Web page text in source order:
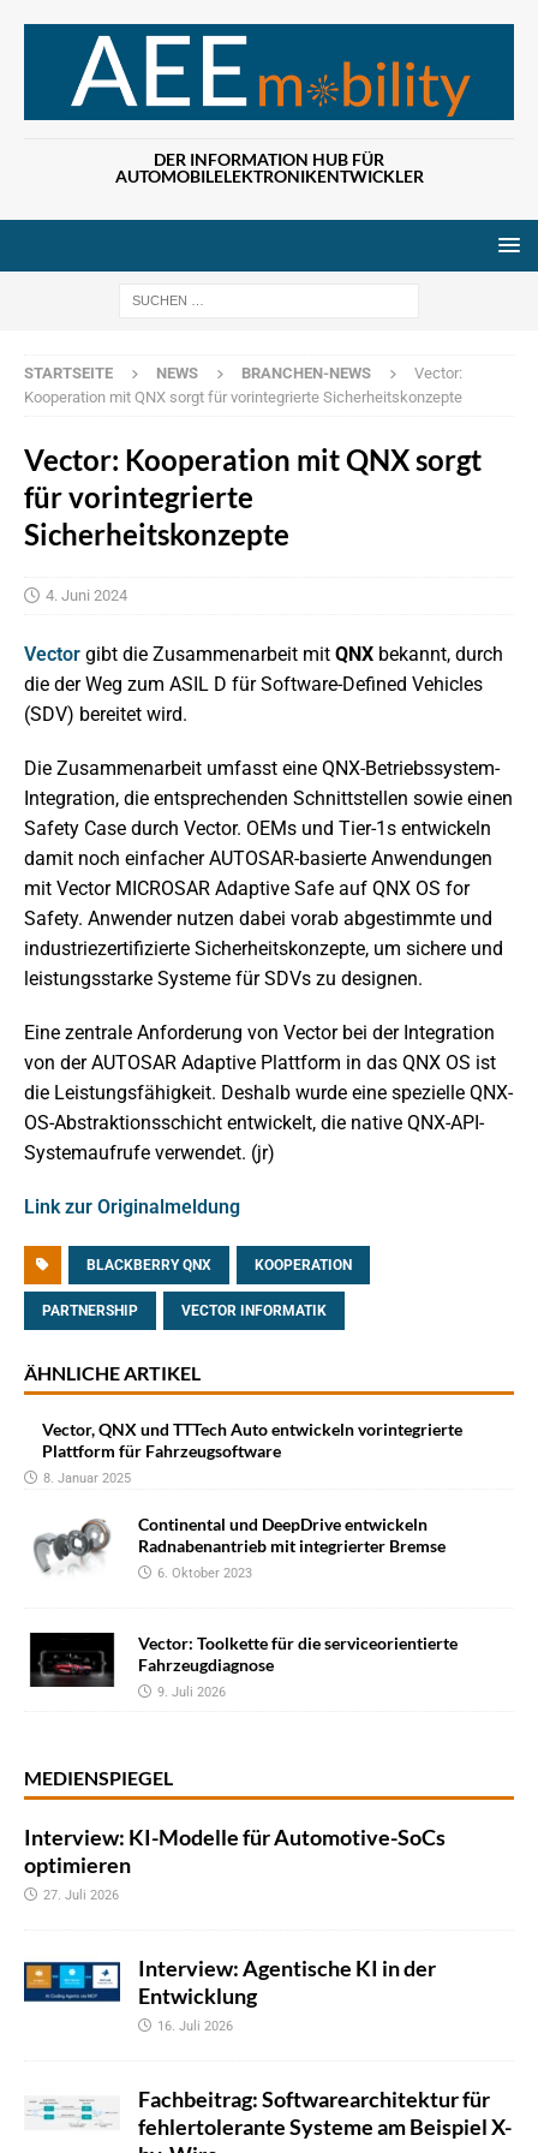
DER INFORMATION HUB FÜR
AUTOMOBILELEKTRONIKENTWICKLER
STARTSEITE NEWS BRANCHEN-NEWS
Vector:
Kooperation mit QNX sorgt für vorintegrierte Sicherheitskonzepte
Vector: Kooperation mit QNX sorgt
für vorintegrierte
Sicherheitskonzepte
4. Juni 2024
Vector gibt die Zusammenarbeit mit QNX bekannt, durch
die der Weg zum ASIL D für Software-Defined Vehicles
(SDV) bereitet wird.
Die Zusammenarbeit umfasst eine QNX-Betriebssystem-
Integration, die entsprechenden Schnittstellen sowie einen
Safety Case durch Vector. OEMs und Tier-1s entwickeln
damit noch einfacher AUTOSAR-basierte Anwendungen
mit Vector MICROSAR Adaptive Safe auf QNX OS for
Safety. Anwender nutzen dabei vorab abgestimmte und
industriezertifizierte Sicherheitskonzepte, um sichere und
leistungsstarke Systeme für SDVs zu designen.
Eine zentrale Anforderung von Vector bei der Integration
von der AUTOSAR Adaptive Plattform in das QNX OS ist
die Leistungsfähigkeit. Deshalb wurde eine spezielle QNX-
OS-Abstraktionsschicht entwickelt, die native QNX-API-
Systemaufrufe verwendet. (jr)
Link zur Originalmeldung
BLACKBERRY QNX KOOPERATION
PARTNERSHIP VECTOR INFORMATIK
ÄHNLICHE ARTIKEL
Vector, QNX und TTTech Auto entwickeln vorintegrierte
Plattform für Fahrzeugsoftware
8. Januar 2025
Continental und DeepDrive entwickeln
Radnabenantrieb mit integrierter Bremse
6. Oktober 2023
Vector: Toolkette für die serviceorientierte
Fahrzeugdiagnose
9. Juli 2026
MEDIENSPIEGEL
Interview: KI-Modelle für Automotive-SoCs
optimieren
27. Juli 2026
Interview: Agentische KI in der
Entwicklung
16. Juli 2026
Fachbeitrag: Softwarearchitektur für
fehlertolerante Systeme am Beispiel X-